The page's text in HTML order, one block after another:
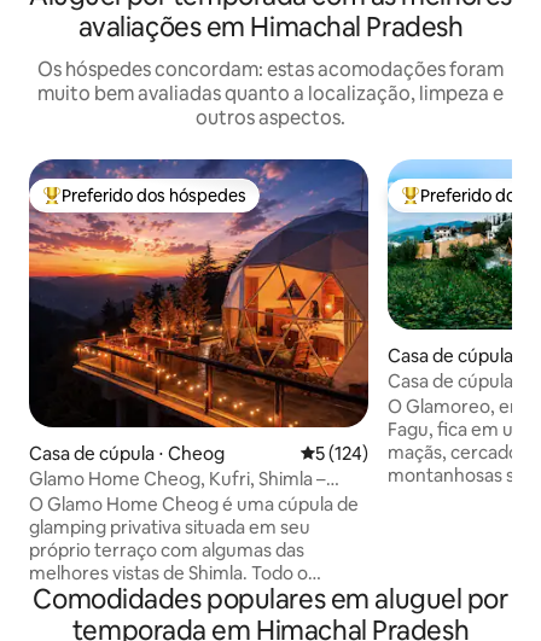
avaliações em Himachal Pradesh
Os hóspedes concordam: estas acomodações foram
muito bem avaliadas quanto a localização, limpeza e
outros aspectos.
Entre os melhores preferidos dos hóspedes
Preferido dos hóspedes
Casa de cúpula ⋅ Cheog 5 de uma avaliação média de
5 (124)
Glamo Home Cheog, Kufri, Shimla –
acomodação privativa
O Glamo Home Cheog é uma cúpula de
glamping privativa situada em seu
próprio terraço com algumas das
melhores vistas de Shimla. Todo o
espaço fica exclusivamente seu quando
você reserva, oferecendo total
Entre os
Preferido dos
Casa de cúpula ⋅
Casa de cúpula
hidromassagem
O Glamoreo, em
Fagu, fica em um
maçãs, cercado
montanhosas
maçãs e cerejas
relaxantes da
Interiores de
Comodidades populares em aluguel por
temporada em Himachal Pradesh